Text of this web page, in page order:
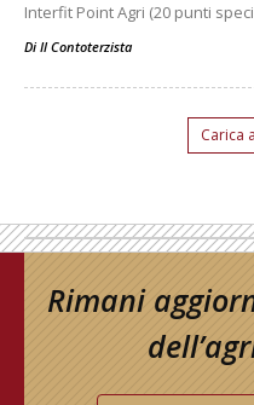
Interfit Point Agri (20 punti
Di Il Contoterzista
Carica
Rimani